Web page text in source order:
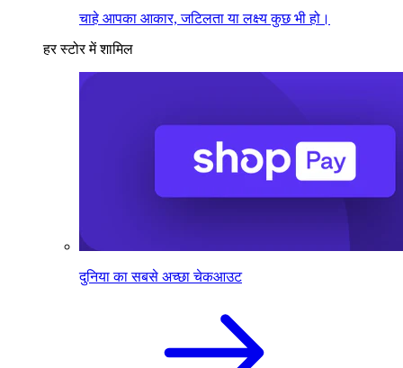
चाहे आपका आकार, जटिलता या लक्ष्य कुछ भी हो।
हर स्टोर में शामिल
दुनिया का सबसे अच्छा चेकआउट